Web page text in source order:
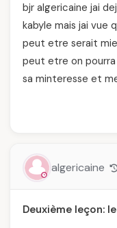
bjr algericaine jai
kabyle mais jai vue
peut etre serait
peut etre on pourra
sa minteresse et
algericaine
Deuxième leçon: